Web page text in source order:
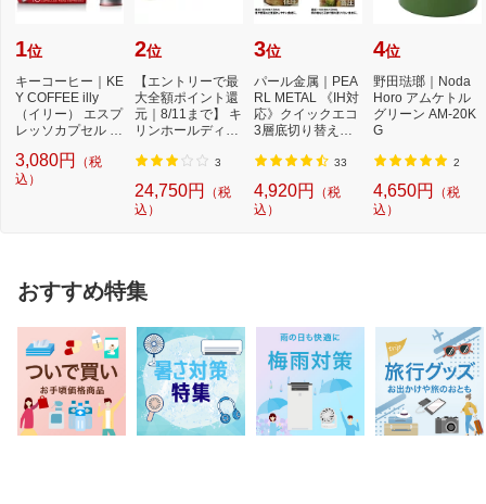
1位
キーコーヒー｜KE
Y COFFEE illy
（イリー） エスプ
レッソカプセル ミ
ト...
3,080円
（税
込）
2位
【エントリーで最
大全額ポイント還
元｜8/11まで】 キ
リンホールディン
3
24,750円
（税
込）
3位
パール金属｜PEA
RL METAL 《IH対
応》クイックエコ
3層底切り替え式
40...
33
4,920円
（税
込）
4位
野田琺瑯｜Noda
Horo アムケトル
グリーン AM-20K
G
2
4,650円
（税
込）
おすすめ特集